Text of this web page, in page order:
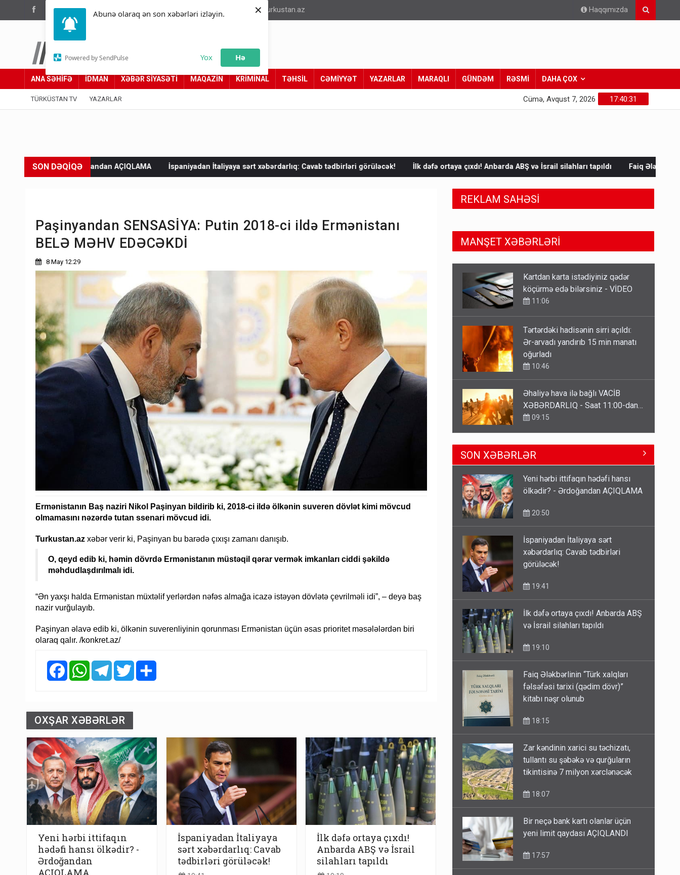
Abunə olaraq ən son xəbərləri izləyin.
Powered by SendPulse Yox Hə
×
(012) 449 94 05 info@turkustan.az Haqqımızda
Türküstan.az
Adımız yolumuzdur
ANA SƏHİFƏ İDMAN XƏBƏR SİYASƏTİ MAQAZİN KRİMİNAL TƏHSİL CƏMİYYƏT YAZARLAR MARAQLI GÜNDƏM RƏSMİ DAHA ÇOX
TÜRKÜSTAN TV YAZARLAR 17:40:32
Cümə, Avqust 7, 2026
SON DƏQİQƏ
AÇIQLAMA İspaniyadan İtaliyaya sərt xəbərdarlıq: Cavab tədbirləri görüləcək! İlk dəfə ortaya çıxdı! Anbarda ABŞ və İsrail silahları tapıldı Faiq Ələkbərlinin “Türk xalqları
Paşinyandan SENSASİYA: Putin 2018-ci ildə Ermənistanı
BELƏ MƏHV EDƏCƏKDİ
8 May 12:29
Ermənistanın Baş naziri Nikol Paşinyan bildirib ki, 2018-ci ildə ölkənin suveren dövlət kimi mövcud
olmamasını nəzərdə tutan ssenari mövcud idi.
Turkustan.az xəbər verir ki, Paşinyan bu barədə çıxışı zamanı danışıb.
O, qeyd edib ki, həmin dövrdə Ermənistanın müstəqil qərar vermək imkanları ciddi şəkildə
məhdudlaşdırılmalı idi.
“Ən yaxşı halda Ermənistan müxtəlif yerlərdən nəfəs almağa icazə istəyən dövlətə çevrilməli idi”, – deyə baş
nazir vurğulayıb.
Paşinyan əlavə edib ki, ölkənin suverenliyinin qorunması Ermənistan üçün əsas prioritet məsələlərdən biri
olaraq qalır. /konkret.az/
FacebookWhatsAppTelegramTwitter
OXŞAR XƏBƏRLƏR
Yeni hərbi ittifaqın
hədəfi hansı ölkədir? -
Ərdoğandan
AÇIQLAMA
İspaniyadan İtaliyaya
sərt xəbərdarlıq: Cavab
tədbirləri görüləcək!
İlk dəfə ortaya çıxdı!
Anbarda ABŞ və İsrail
silahları tapıldı
REKLAM SAHƏSİ
MANŞET XƏBƏRLƏRİ
Tərtərdəki hadisənin sirri açıldı:
Ər-arvadı yandırıb 15 min manatı
oğurladı
Əhaliyə hava ilə bağlı VACİB
XƏBƏRDARLIQ - Saat 11:00-dan…
09:15
ŞOK! David Seliverstov ölkədən
qaçdı
6 Avqust 14:14
Geri çağırılan səfir Abel
Məhərrəmovun oğludur - DOSYE
hüquq və vəzifələr verilib
Kartdan karta istədiyiniz qədər
köçürmə edə bilərsiniz - VİDEO
SON XƏBƏRLƏR
Yeni hərbi ittifaqın hədəfi hansı
ölkədir? - Ərdoğandan AÇIQLAMA
20:50
İspaniyadan İtaliyaya sərt
xəbərdarlıq: Cavab tədbirləri
görüləcək!
19:41
İlk dəfə ortaya çıxdı! Anbarda ABŞ
və İsrail silahları tapıldı
19:10
Faiq Ələkbərlinin “Türk xalqları
fəlsəfəsi tarixi (qədim dövr)”
kitabı nəşr olunub
18:15
Zar kəndinin xarici su təchizatı,
tullantı su şəbəkə və qurğuların
tikintisinə 7 milyon xərclənəcək
18:07
Bir neçə bank kartı olanlar üçün
yeni limit qaydası AÇIQLANDI
17:57